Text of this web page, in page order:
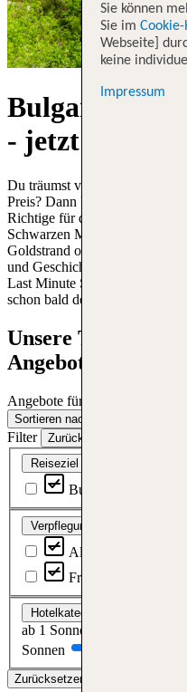
Bulgarien
- jetzt buchen!
Du träumst von einem
Preis? Dann könnte ein Last
Richtige für dich sein!
Schwarzen Meer, genieße die
Goldstrand oder Sonnenstrand
und Geschichte des Landes.
Last Minute Schnäppchen
schon bald deine Koffer!
Unsere TOP Last
Angebote: 1
Angebote für den Zeitraum:
Sortieren nach
Filter
Zurücksetzen
Reiseziel
Bulgarien
Verpflegung
All Inclusive
Frühstück
Hotelkategorie
ab 1 Sonne
Sonnen
Zurücksetzen
Sie können
Sie im
Webseite]
keine
Impressum